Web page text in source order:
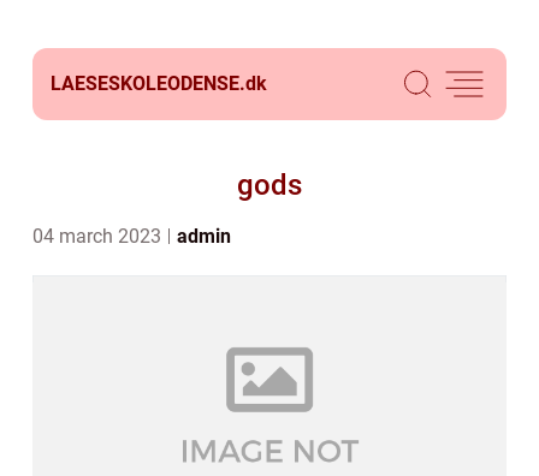
LAESESKOLEODENSE.dk
gods
04 march 2023 admin